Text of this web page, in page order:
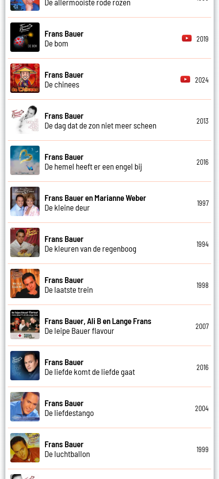
Frans Bauer
De bom
2019
Frans Bauer
De chinees
2024
Frans Bauer
De dag dat de zon niet meer scheen
2013
Frans Bauer
De hemel heeft er een engel bij
2016
Frans Bauer en Marianne Weber
De kleine deur
1997
Frans Bauer
De kleuren van de regenboog
1994
Frans Bauer
De laatste trein
1998
Frans Bauer, Ali B en Lange Frans
De leipe Bauer flavour
2007
Frans Bauer
De liefde komt de liefde gaat
2016
Frans Bauer
De liefdestango
2004
Frans Bauer
De luchtballon
1999